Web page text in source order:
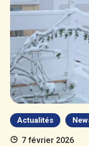
Actualités
7 février 2026